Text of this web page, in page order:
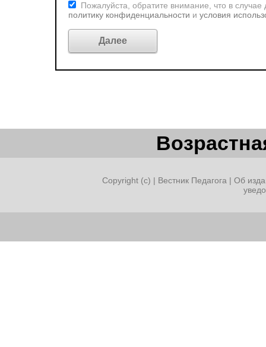
Пожалуйста, обратите внимание, что в
политику конфиденциальности и условия
Copyright (c) | Вестник Педагога | Об